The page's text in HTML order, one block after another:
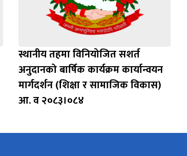
स्थानीय तहमा विनियोजित सशर्त
अनुदानको बार्षिक कार्यक्रम कार्यान्वयन
मार्गदर्शन (शिक्षा र सामाजिक विकास)
आ. व २०८३।०८४